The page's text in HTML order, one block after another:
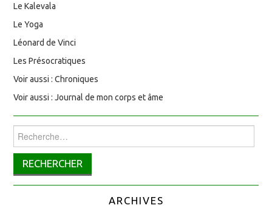
Le Kalevala
Le Yoga
Léonard de Vinci
Les Présocratiques
Voir aussi : Chroniques
Voir aussi : Journal de mon corps et âme
Rechercher :
ARCHIVES